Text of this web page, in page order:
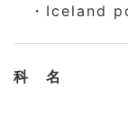
・Iceland
科 名